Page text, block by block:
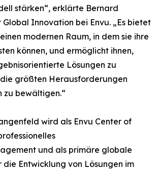
stärken“, erklärte Bernard
Innovation bei Envu. „Es bietet
modernen Raum, in dem sie ihre
können, und ermöglicht ihnen,
Lösungen zu
größten Herausforderungen
zu bewältigen.“
wird als Envu Center of
und als primäre globale
die Entwicklung von Lösungen im